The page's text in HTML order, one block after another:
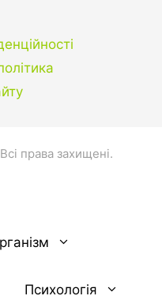
права захищені.
Психологія